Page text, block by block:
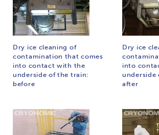
Dry ice cleaning of
contamination that comes
into contact with the
underside of the train:
before
Dry ice
into
underside
after